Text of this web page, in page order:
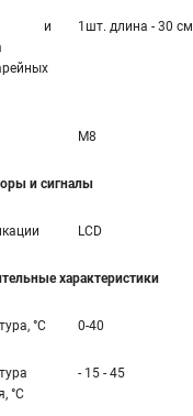
и
1шт. длина - 30 см
M8
и сигналы
LCD
характеристики
°С 0-40
°С
- 15 - 45